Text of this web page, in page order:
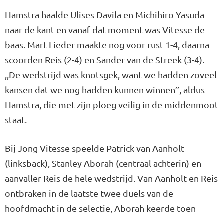
Hamstra haalde Ulises Davila en Michihiro Yasuda
naar de kant en vanaf dat moment was Vitesse de
baas. Mart Lieder maakte nog voor rust 1-4, daarna
scoorden Reis (2-4) en Sander van de Streek (3-4).
,,De wedstrijd was knotsgek, want we hadden zoveel
kansen dat we nog hadden kunnen winnen’’, aldus
Hamstra, die met zijn ploeg veilig in de middenmoot
staat.
Bij Jong Vitesse speelde Patrick van Aanholt
(linksback), Stanley Aborah (centraal achterin) en
aanvaller Reis de hele wedstrijd. Van Aanholt en Reis
ontbraken in de laatste twee duels van de
hoofdmacht in de selectie, Aborah keerde toen